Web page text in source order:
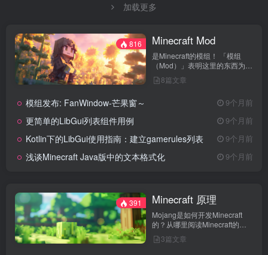
加载更多
816 Minecraft Mod
是Minecraft的模组！ 「模组
（Mod）」表明这里的东西为
Minecraft Java版服务，并且需
要使用模组加载器
8篇文章
模组发布: FanWindow-芒果窗～ 9个月前
更简单的LibGui列表组件用例 9个月前
Kotlin下的LibGui使用指南：建立gamerules列表 9个月前
浅谈Minecraft Java版中的文本格式化 9个月前
391 Minecraft 原理
Mojang是如何开发Minecraft
的？从哪里阅读Minecraft的源
代码？如何组织起你的代码结
构？3篇文章